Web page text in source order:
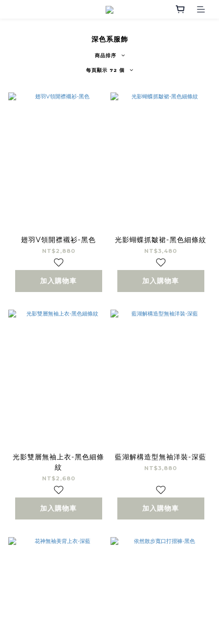
深色系服飾
商品排序
每頁顯示 72 個
翅羽V領開襟襯衫-黑色
NT$2,880
加入購物車
光影蝴蝶抓皺裙-黑色細條紋
NT$3,480
加入購物車
光影雙層無袖上衣-黑色細條
紋
NT$2,680
加入購物車
藍湖解構造型無袖洋裝-深藍
NT$3,880
加入購物車